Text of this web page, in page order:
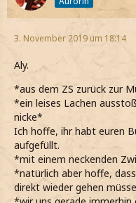
3. November 2019 um 18:14
Aly.
*aus dem ZS zurück zur
*ein leises Lachen
nicke*
Ich hoffe, ihr habt euren
aufgefüllt.
*mit einem neckenden
*natürlich aber hoffe,
direkt wieder gehen